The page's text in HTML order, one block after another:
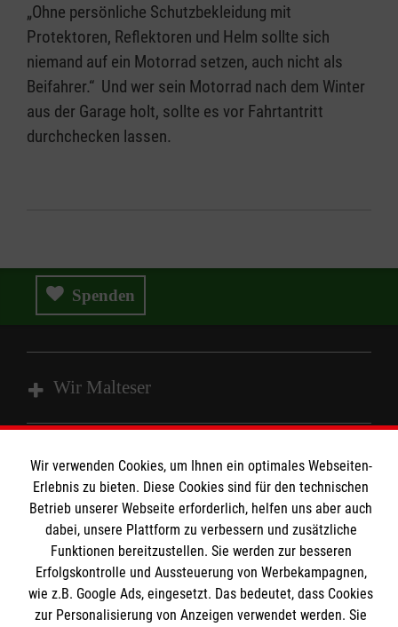
„Ohne persönliche Schutzbekleidung mit
Protektoren, Reflektoren und Helm sollte sich
niemand auf ein Motorrad setzen, auch nicht als
Beifahrer.“ Und wer sein Motorrad nach dem Winter
aus der Garage holt, sollte es vor Fahrtantritt
durchchecken lassen.
Spenden
Wir Malteser
Angebote und Leistungen
Unsere Kurse
Mitarbeiten
Wir Malteser
Informationen
Kontakt
Pressestelle
Malteser online
Wir verwenden Cookies, um Ihnen ein optimales Webseiten-
Erlebnis zu bieten. Diese Cookies sind für den technischen
Betrieb unserer Webseite erforderlich, helfen uns aber auch
dabei, unsere Plattform zu verbessern und zusätzliche
Funktionen bereitzustellen. Sie werden zur besseren
Erfolgskontrolle und Aussteuerung von Werbekampagnen,
wie z.B. Google Ads, eingesetzt. Das bedeutet, dass Cookies
zur Personalisierung von Anzeigen verwendet werden. Sie